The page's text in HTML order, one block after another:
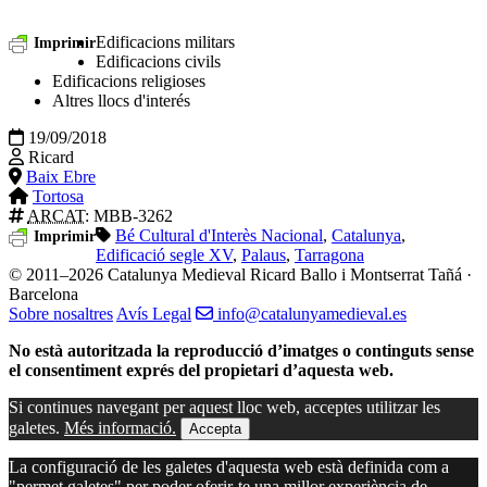
ImprimirEdificacions militars
Edificacions civils
Edificacions religioses
Altres llocs d'interés
19/09/2018
Ricard
Baix Ebre
Tortosa
ARCAT: MBB-3262
Imprimir Bé Cultural d'Interès Nacional, Catalunya,
Edificació segle XV, Palaus, Tarragona
© 2011–2026 Catalunya Medieval Ricard Ballo i Montserrat Tañá ·
Barcelona
Sobre nosaltres Avís Legal
info@catalunyamedieval.es
No està autoritzada la reproducció d’imatges o continguts sense
el consentiment exprés del propietari d’aquesta web.
Si continues navegant per aquest lloc web, acceptes utilitzar les
galetes. Més informació. Accepta
La configuració de les galetes d'aquesta web està definida com a